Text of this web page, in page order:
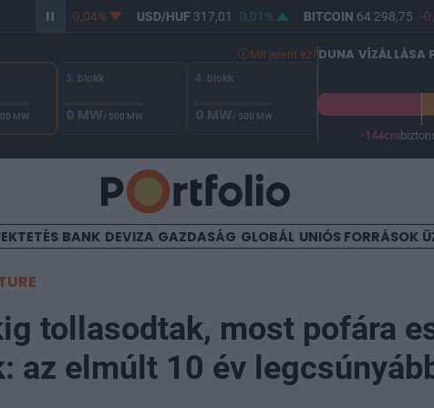
365,27 -0,04% USD/HUF 317,01 0,01% BITCOIN64 298,75 -
Mit jelent ez?
MW
3. blokk
0 MW/ 500 MW
4. blokk
0 MW/ 500 MW
DUNA VÍZÁLLÁSA
-144cm
BANK DEVIZA GAZDASÁG GLOBÁL UNIÓS FORRÁSOK
tollasodtak, most pofára
az elmúlt 10 év